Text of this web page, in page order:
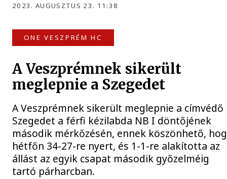
2023. AUGUSZTUS 23. 11:38
ONE VESZPRÉM HC
A Veszprémnek sikerült
meglepnie a Szegedet
A Veszprémnek sikerült meglepnie a címvédő
Szegedet a férfi kézilabda NB I döntőjének
második mérkőzésén, ennek köszönhető,
hétfőn 34-27-re nyert, és 1-1-re alakította az
állást az egyik csapat második győzelméig
tartó párharcban.